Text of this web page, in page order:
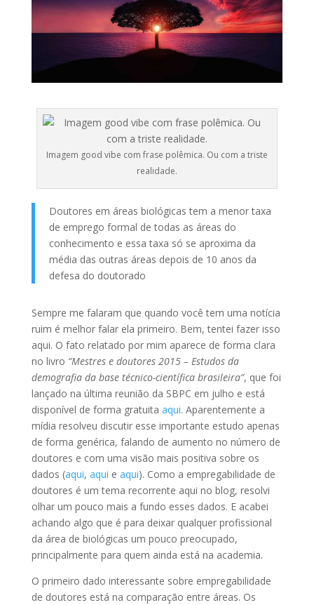
Imagem good vibe com frase polêmica. Ou com a triste
realidade.
Doutores em áreas biológicas tem a menor taxa
de emprego formal de todas as áreas do
conhecimento e essa taxa só se aproxima da
média das outras áreas depois de 10 anos da
defesa do doutorado
Sempre me falaram que quando você tem uma notícia
ruim é melhor falar ela primeiro. Bem, tentei fazer isso
aqui. O fato relatado por mim aparece de forma clara
no livro “Mestres e doutores 2015 – Estudos da
demografia da base técnico-científica brasileira”, que foi
lançado na última reunião da SBPC em julho e está
disponível de forma gratuita aqui. Aparentemente a
mídia resolveu discutir esse importante estudo apenas
de forma genérica, falando de aumento no número de
doutores e com uma visão mais positiva sobre os
dados (aqui, aqui e aqui). Como a empregabilidade de
doutores é um tema recorrente aqui no blog, resolvi
olhar um pouco mais a fundo esses dados. E acabei
achando algo que é para deixar qualquer profissional
da área de biológicas um pouco preocupado,
principalmente para quem ainda está na academia.
O primeiro dado interessante sobre empregabilidade
de doutores está na comparação entre áreas. Os